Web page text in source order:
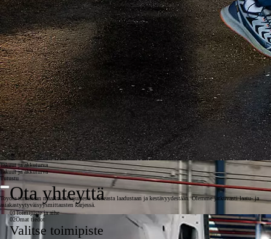
Huolto- ja korjauspalvelut
Laadukkaat huolto- ja korjauspalvelumme varmistavat, että Toyotallasi ajaminen tuntuu aina yhtä hyvältä kuin
ostopäivänä.
Takuut ja akkuturva
Takuut ja akkuturva
Tutustu
Toyota tunnetaan maailmanlaajuisesti korkeasta laadustaan ja kestävyydestään. Olemme jatkuvasti laatu- ja
asiakastyytyväisyysmittausten kärjessä.
Ota yhteyttä
01Toimipiste ja aihe
02Omat tiedot
Valitse toimipiste